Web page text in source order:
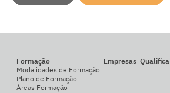
Formação
Modalidades de Formação
Plano de Formação
Áreas Formação
Empresas Qualifica